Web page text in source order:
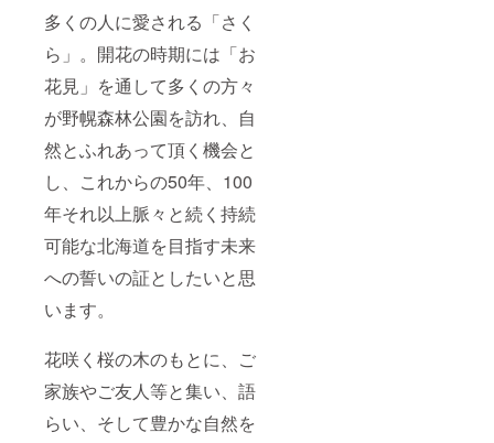
多くの人に愛される「さく
ら」。開花の時期には「お
花見」を通して多くの方々
が野幌森林公園を訪れ、自
然とふれあって頂く機会と
し、これからの50年、100
年それ以上脈々と続く持続
可能な北海道を目指す未来
への誓いの証としたいと思
います。
花咲く桜の木のもとに、ご
家族やご友人等と集い、語
らい、そして豊かな自然を